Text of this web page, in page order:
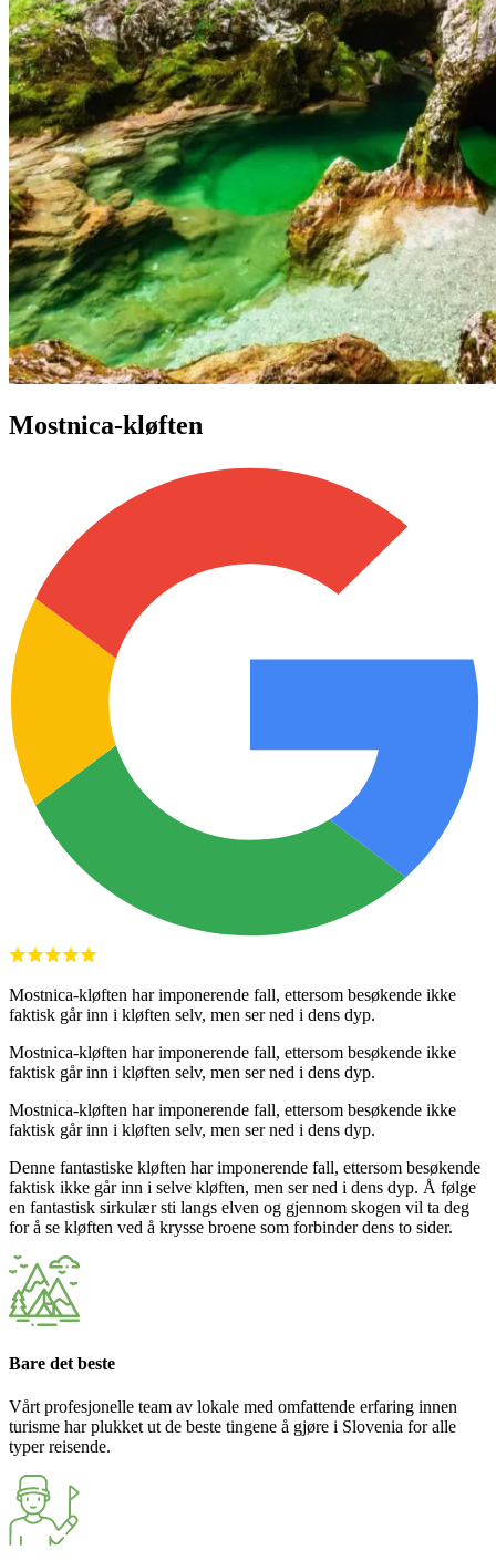
Mostnica-kløften
Mostnica-kløften har imponerende fall, ettersom besøkende ikke
faktisk går inn i kløften selv, men ser ned i dens dyp.
Mostnica-kløften har imponerende fall, ettersom besøkende ikke
faktisk går inn i kløften selv, men ser ned i dens dyp.
Mostnica-kløften har imponerende fall, ettersom besøkende ikke
faktisk går inn i kløften selv, men ser ned i dens dyp.
Denne fantastiske kløften har imponerende fall, ettersom besøkende
faktisk ikke går inn i selve kløften, men ser ned i dens dyp. Å følge
en fantastisk sirkulær sti langs elven og gjennom skogen vil ta deg
for å se kløften ved å krysse broene som forbinder dens to sider.
Bare det beste
Vårt profesjonelle team av lokale med omfattende erfaring innen
turisme har plukket ut de beste tingene å gjøre i Slovenia for alle
typer reisende.